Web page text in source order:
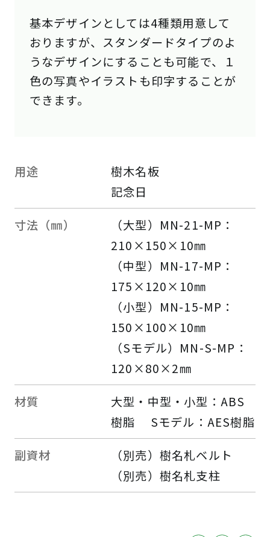
基本デザインとしては4種類用意して
おりますが、スタンダードタイプのよ
うなデザインにすることも可能で、１
色の写真やイラストも印字することが
できます。
用途
樹木名板
記念日
寸法（㎜）
（大型）MN-21-MP：
210×150×10㎜
（中型）MN-17-MP：
175×120×10㎜
（小型）MN-15-MP：
150×100×10㎜
（Sモデル）MN-S-MP：
120×80×2㎜
材質
大型・中型・小型：ABS
樹脂 Sモデル：AES樹脂
副資材
（別売）樹名札ベルト
（別売）樹名札支柱